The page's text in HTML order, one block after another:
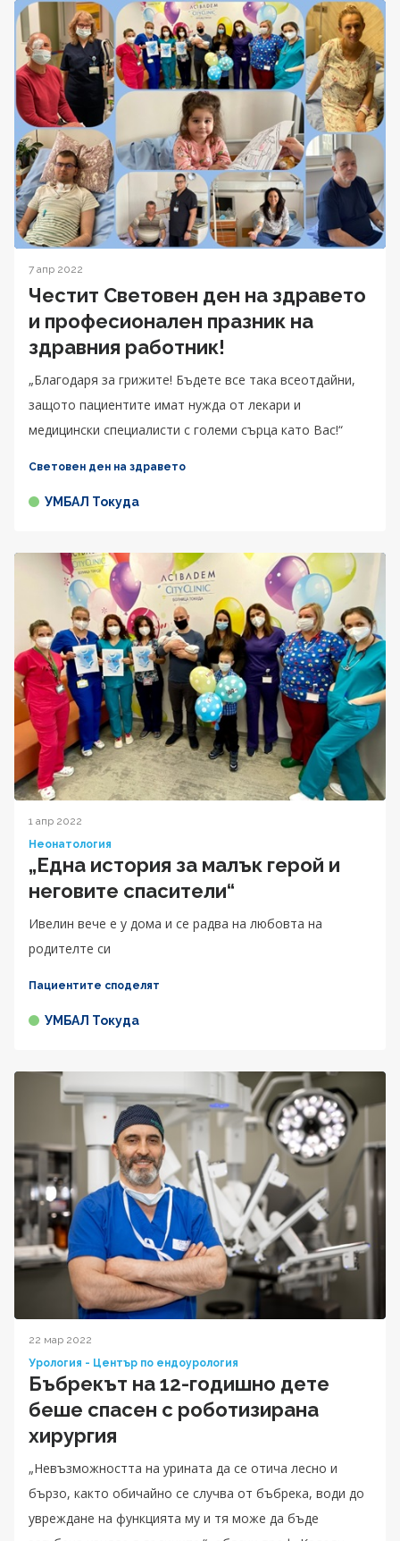
7 апр 2022
Честит Световен ден на здравето
и професионален празник на
здравния работник!
„Благодаря за грижите! Бъдете все така всеотдайни,
защото пациентите имат нужда от лекари и
медицински специалисти с големи сърца като Вас!“
Световен ден на здравето
УМБАЛ Токуда
1 апр 2022
Неонатология
„Една история за малък герой и
неговите спасители“
Ивелин вече е у дома и се радва на любовта на
родителте си
Пациентите споделят
УМБАЛ Токуда
22 мар 2022
Урология - Център по ендоурология
Бъбрекът на 12-годишно дете
беше спасен с роботизирана
хирургия
„Невъзможността на урината да се отича лесно и
бързо, както обичайно се случва от бъбрека, води до
увреждане на функцията му и тя може да бъде